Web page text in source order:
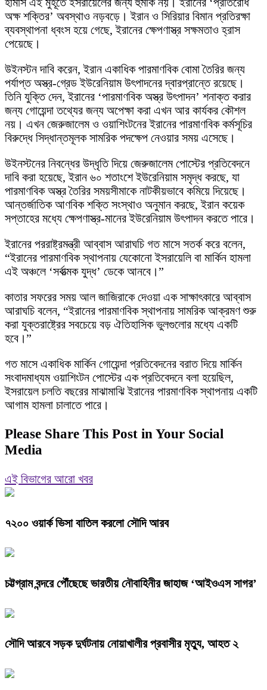
অক্ষ শক্তির’ অবস্থাও নড়বড়ে। ইরান ও সিরিয়ার বিমান প্রতিরক্ষা
ব্যবস্থাপনা ধ্বংস হয়ে গেছে, ইরানের ক্ষেপণাস্ত্র সক্ষমতাও হ্রাস
পেয়েছে।
উইনস্টন দাবি করেন, ইরান একাধিক পারমাণবিক বোমা তৈরির জন্য
পর্যাপ্ত অস্ত্র-গ্রেড ইউরেনিয়াম উৎপাদনের দ্বারপ্রান্তে রয়েছে।
তিনি যুক্তি দেন, ইরানের ‘পারমাণবিক অস্ত্র উৎপাদন’ শনাক্ত করার
জন্য গোয়েন্দা তথ্যের জন্য অপেক্ষা করা এখন আর কার্যকর কৌশল
নয়। এখন জেরুজালেম ও ওয়াশিংটনের ইরানের পারমাণবিক কর্মসূচির
বিরুদ্ধে সিদ্ধান্তমূলক সামরিক পদক্ষেপ নেওয়ার সময় এসেছে।
উইনস্টনের নিবন্ধের উদ্ধৃতি দিয়ে জেরুজালেম পোস্টের প্রতিবেদনে
দাবি করা হয়েছে, ইরান ৬০ শতাংশে ইউরেনিয়াম সমৃদ্ধ করছে, যা
পারমাণবিক অস্ত্র তৈরির সময়সীমাকে নাটকীয়ভাবে কমিয়ে দিয়েছে।
আন্তর্জাতিক আণবিক শক্তি সংস্থাও অনুমান করছে, ইরান কয়েক
সপ্তাহের মধ্যে ক্ষেপণাস্ত্র-মানের ইউরেনিয়াম উৎপাদন করতে পারে।
ইরানের পররাষ্ট্রমন্ত্রী আব্বাস আরাঘচি গত মাসে সতর্ক করে বলেন,
“ইরানের পারমাণবিক স্থাপনায় যেকোনো ইসরায়েলি বা মার্কিন হামলা
এই অঞ্চলে ‘সর্বাত্মক যুদ্ধ’ ডেকে আনবে।”
কাতার সফরের সময় আল জাজিরাকে দেওয়া এক সাক্ষাৎকারে আব্বাস
আরাঘচি বলেন, “ইরানের পারমাণবিক স্থাপনায় সামরিক আক্রমণ শুরু
করা যুক্তরাষ্ট্রের সবচেয়ে বড় ঐতিহাসিক ভুলগুলোর মধ্যে একটি
হবে।”
গত মাসে একাধিক মার্কিন গোয়েন্দা প্রতিবেদনের বরাত দিয়ে মার্কিন
সংবাদমাধ্যম ওয়াশিংটন পোস্টের এক প্রতিবেদনে বলা হয়েছিল,
ইসরায়েল চলতি বছরের মাঝামাঝি ইরানের পারমাণবিক স্থাপনায় একটি
আগাম হামলা চালাতে পারে।
Please Share This Post in Your Social
Media
এই বিভাগের আরো খবর
৭২০০ ওয়ার্ক ভিসা বাতিল করলো সৌদি আরব
চট্টগ্রাম বন্দরে পৌঁছেছে ভারতীয় নৌবাহিনীর জাহাজ ‘আইওএস সাগর’
সৌদি আরবে সড়ক দুর্ঘটনায় নোয়াখালীর প্রবাসীর মৃত্যু, আহত ২